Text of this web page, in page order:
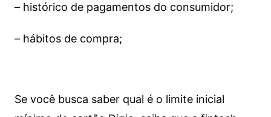
– histórico de pagamentos do consumidor;
– hábitos de compra;
Se você busca saber qual é o limite inicial